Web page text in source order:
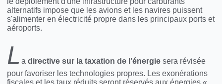
alternatifs impose que les avions et les navires puissent
s'alimenter en électricité propre dans les principaux ports et
aéroports.
Ladirective sur la taxation de l’énergiesera révisée
pour favoriser les technologies propres. Les exonérations